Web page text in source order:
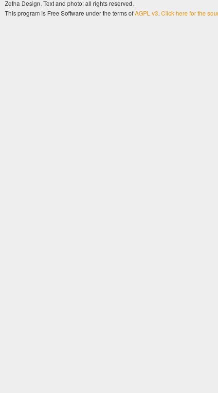
Zetha Design. Text and photo: all rights reserved.
This program is Free Software under the terms ofAGPL v3. Click here for the